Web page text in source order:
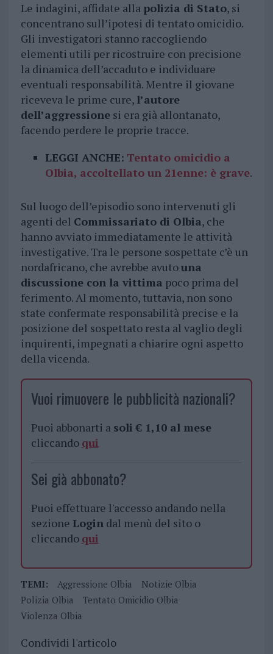
Le indagini, affidate alla polizia di Stato, si
concentrano sull’ipotesi di tentato omicidio.
Gli investigatori stanno raccogliendo
elementi utili per ricostruire con precisione
la dinamica dell’accaduto e individuare
eventuali responsabilità. Mentre il giovane
riceveva le prime cure, l’autore
dell’aggressionesi era già allontanato,
facendo perdere le proprie tracce.
LEGGI ANCHE: Tentato omicidio a
Olbia, accoltellato un 21enne: è grave.
Sul luogo dell’episodio sono intervenuti gli
agenti del Commissariato di Olbia, che
hanno avviato immediatamente le attività
investigative. Tra le persone sospettate c’è un
nordafricano, che avrebbe avutouna
discussione con la vittima poco prima del
ferimento. Al momento, tuttavia, non sono
state confermate responsabilità precise e la
posizione del sospettato resta al vaglio degli
inquirenti, impegnati a chiarire ogni aspetto
della vicenda.
Vuoi rimuovere le pubblicità nazionali?
Puoi abbonarti a soli € 1,10 al mese
cliccando qui
Sei già abbonato?
Puoi effettuare l'accesso andando nella
sezione Logindal menù del sito o
cliccando qui
TEMI: Aggressione Olbia
Notizie Olbia
Polizia Olbia
Tentato Omicidio Olbia
Violenza Olbia
Condividi l'articolo